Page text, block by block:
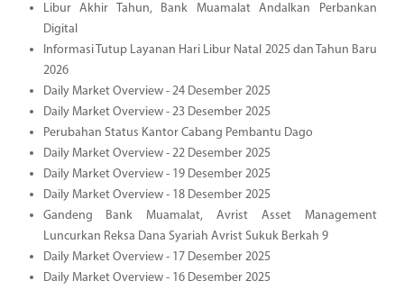
Libur Akhir Tahun, Bank Muamalat Andalkan Perbankan
Digital
Informasi Tutup Layanan Hari Libur Natal 2025 dan Tahun Baru
2026
Daily Market Overview - 24 Desember 2025
Daily Market Overview - 23 Desember 2025
Perubahan Status Kantor Cabang Pembantu Dago
Daily Market Overview - 22 Desember 2025
Daily Market Overview - 19 Desember 2025
Daily Market Overview - 18 Desember 2025
Gandeng Bank Muamalat, Avrist Asset Management
Luncurkan Reksa Dana Syariah Avrist Sukuk Berkah 9
Daily Market Overview - 17 Desember 2025
Daily Market Overview - 16 Desember 2025